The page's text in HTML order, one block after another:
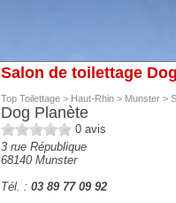
Salon de toilettage
Top Toilettage > Haut-Rhin > Munster >
Dog Planète
0 avis
3 rue République
68140 Munster
Tél. : 03 89 77 09 92